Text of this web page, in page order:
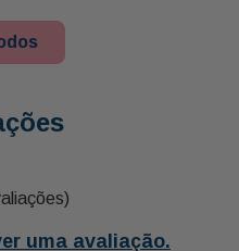
uma avaliação.